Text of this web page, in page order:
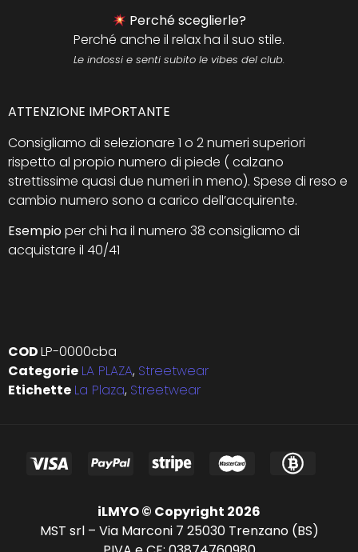
Perché sceglierle?
Perché anche il relax ha il suo stile.
Le indossi e senti subito le vibes del club.
ATTENZIONE IMPORTANTE
Consigliamo di selezionare 1 o 2 numeri superiori
rispetto al propio numero di piede ( calzano
strettissime quasi due numeri in meno). Spese di reso e
cambio numero sono a carico dell’acquirente.
Esempioper chi ha il numero 38 consigliamo di
acquistare il 40/41
CODLP-0000cba
Categorie LA PLAZA, Streetwear
Etichette La Plaza, Streetwear
iLMYO © Copyright 2026
MST srl – Via Marconi 7 25030 Trenzano (BS)